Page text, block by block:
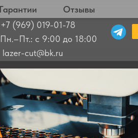
+7 (969) 019-01-78
Пн.–Пт.: с 9:00 до 18:00
Гарантии
lazer-cut@bk.ru
Отзывы